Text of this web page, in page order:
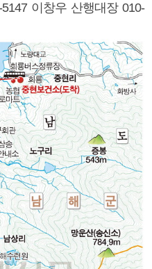
이창우 산행대장 010-